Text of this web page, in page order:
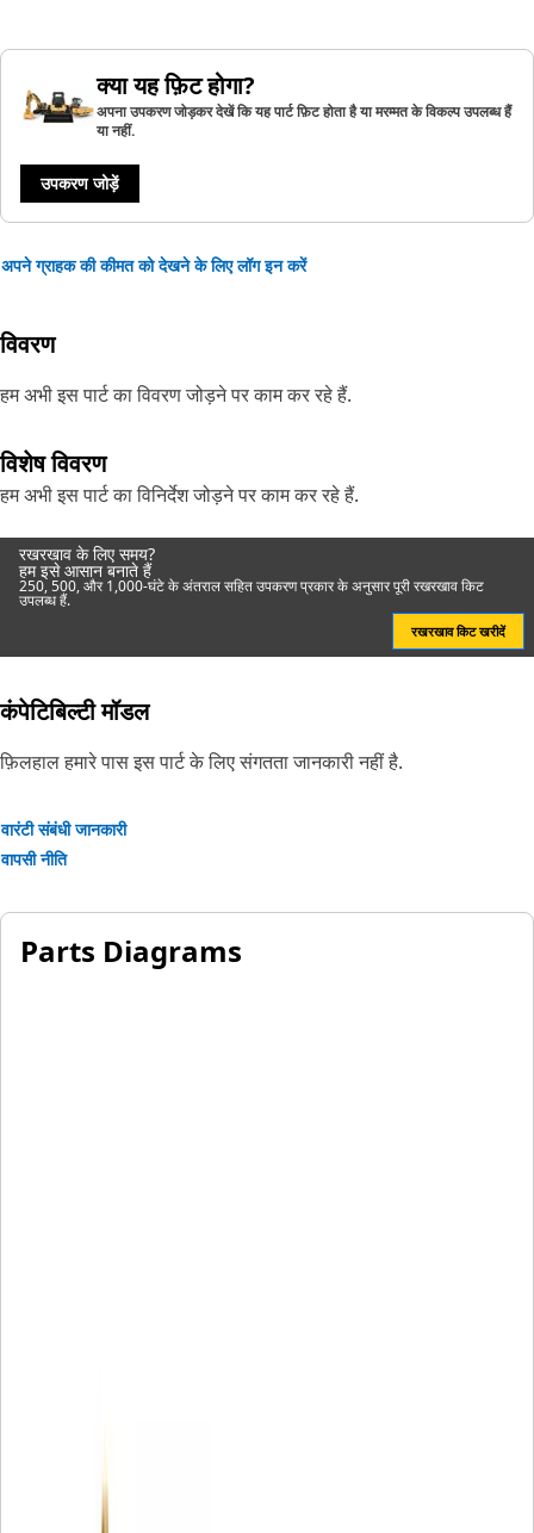
क्या यह फ़िट होगा?
अपना उपकरण जोड़कर देखें कि यह पार्ट फ़िट होता है या मरम्मत के विकल्प उपलब्ध हैं
या नहीं.
उपकरण जोड़ें
अपने ग्राहक की कीमत को देखने के लिए लॉग इन करें
विवरण
हम अभी इस पार्ट का विवरण जोड़ने पर काम कर रहे हैं.
विशेष विवरण
हम अभी इस पार्ट का विनिर्देश जोड़ने पर काम कर रहे हैं.
रखरखाव के लिए समय?
हम इसे आसान बनाते हैं
250, 500, और 1,000-घंटे के अंतराल सहित उपकरण प्रकार के अनुसार पूरी रखरखाव किट
उपलब्ध हैं.
रखरखाव किट खरीदें
कंपेटिबिल्टी मॉडल
फ़िलहाल हमारे पास इस पार्ट के लिए संगतता जानकारी नहीं है.
वारंटी संबंधी जानकारी
वापसी नीति
Parts Diagrams